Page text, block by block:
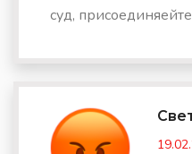
суд,